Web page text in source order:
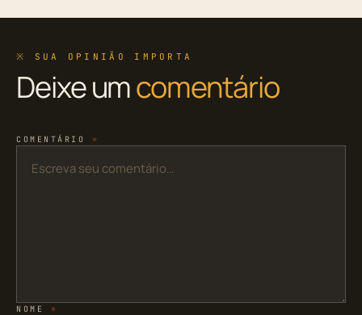
※ SUA OPINIÃO IMPORTA
Deixe umcomentário
COMENTÁRIO *
NOME *